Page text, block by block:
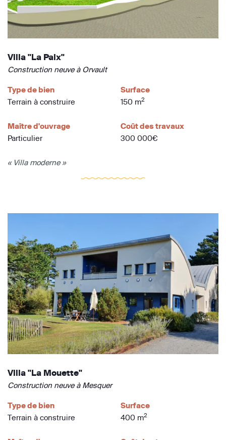
Villa "La Paix"
Construction neuve à Orvault
Type de bien
Terrain à construire
Surface
150 m2
Maître d'ouvrage
Particulier
Coût des travaux
300 000€
« Villa moderne »
Villa "La Mouette"
Construction neuve à Mesquer
Type de bien
Terrain à construire
Surface
400 m2